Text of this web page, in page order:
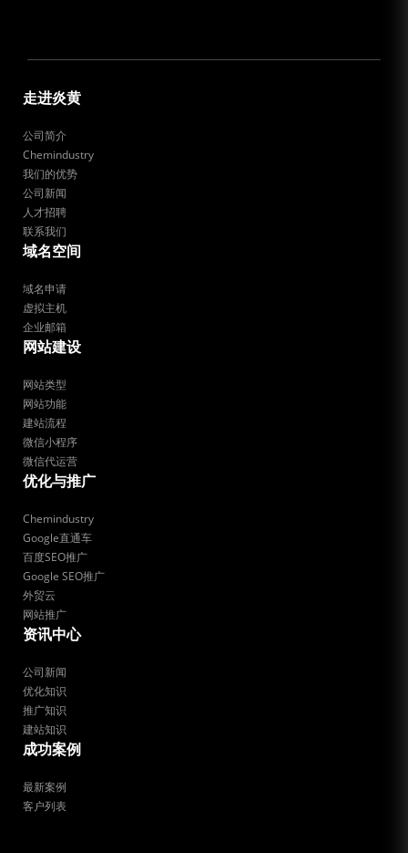
走进炎黄
公司简介
Chemindustry
我们的优势
公司新闻
人才招聘
联系我们
域名空间
域名申请
虚拟主机
企业邮箱
网站建设
网站类型
网站功能
建站流程
微信小程序
微信代运营
优化与推广
Chemindustry
Google直通车
百度SEO推广
Google SEO推广
外贸云
网站推广
资讯中心
公司新闻
优化知识
推广知识
建站知识
成功案例
最新案例
客户列表